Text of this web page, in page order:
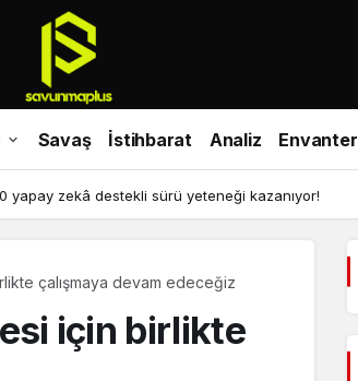
Savaş İstihbarat Analiz Envanter
yapay zekâ destekli sürü yeteneği kazanıyor!
çalışmaya devam edeceğiz
için birlikte